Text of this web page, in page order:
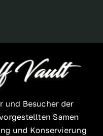
und Besucher der
Samen
und Konservierung